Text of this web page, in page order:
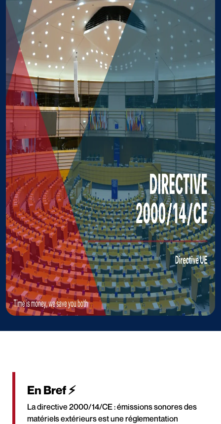
En Bref ⚡
La directive 2000/14/CE : émissions sonores des
matériels extérieurs est une réglementation